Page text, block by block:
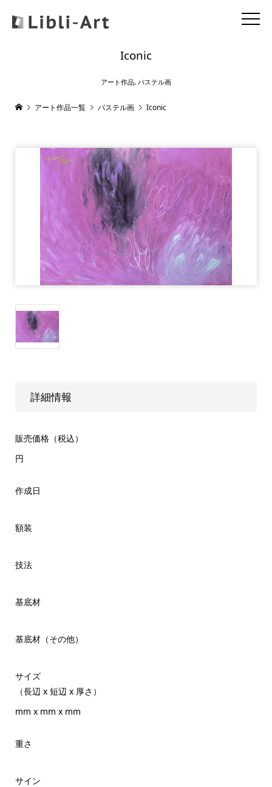
Iconic
アート作品, パステル画
アート作品一覧 パステル画 Iconic
詳細情報
販売価格（税込）
円
作成日
額装
技法
基底材
基底材（その他）
サイズ
（長辺 x 短辺 x 厚さ）
mm x mm x mm
重さ
サイン